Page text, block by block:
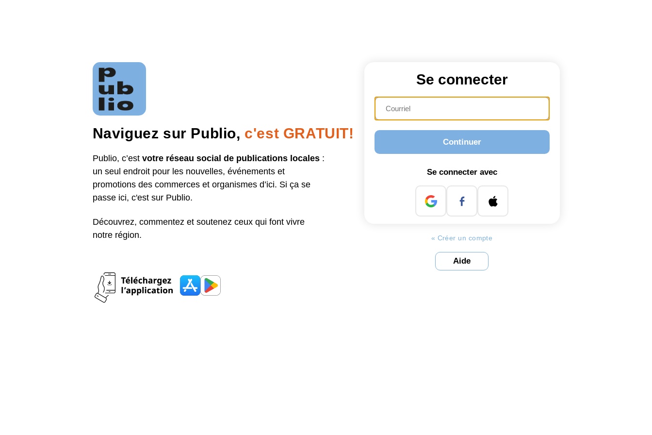
Naviguez sur Publio, c'est GRATUIT!
Publio, c’est votre réseau social de publications locales:
un seul endroit pour les nouvelles, événements et
promotions des commerces et organismes d’ici. Si ça se
passe ici, c'est sur Publio.
Découvrez, commentez et soutenez ceux qui font vivre
notre région.
Se connecter
Se connecter avec
« Créer un compte
Aide